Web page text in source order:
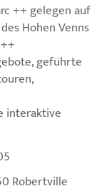
++ gelegen auf
Hohen Venns
geführte
interaktive
Robertville